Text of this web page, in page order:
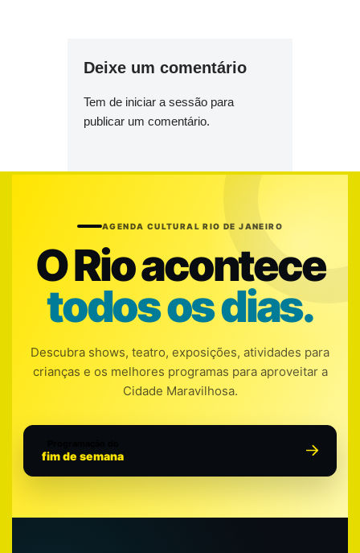
Deixe um comentário
Tem de iniciar a sessão para
publicar um comentário.
AGENDA CULTURAL RIO DE JANEIRO
O Rio acontece
todos os dias.
Descubra shows, teatro, exposições, atividades para
crianças e os melhores programas para aproveitar a
Cidade Maravilhosa.
fim de semana